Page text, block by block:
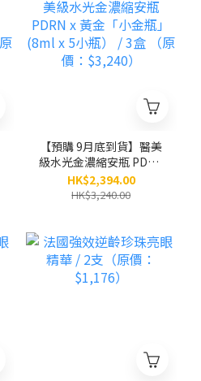
【預購 9月底到貨】醫美
級水光金濃縮安瓶 PDRN
x 黃金「小金瓶」(8ml x
5小瓶） / 3盒 （原價：
HK$2,394.00
HK$3,240.00